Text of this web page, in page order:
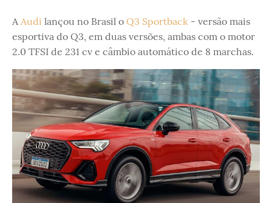
A Audi lançou no Brasil o Q3 Sportback - versão mais
esportiva do Q3, em duas versões, ambas com o motor
2.0 TFSI de 231 cv e câmbio automático de 8 marchas.